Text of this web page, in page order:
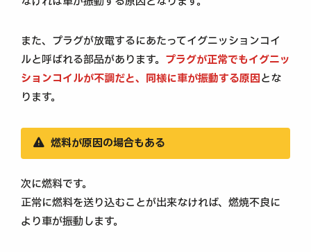
また、プラグが放電するにあたってイグニッションコイ
ルと呼ばれる部品があります。 プラグが正常でもイグニッ
ションコイルが不調だと、同様に車が振動する原因とな
ります。
燃料が原因の場合もある
次に燃料です。
正常に燃料を送り込むことが出来なければ、燃焼不良に
より車が振動します。